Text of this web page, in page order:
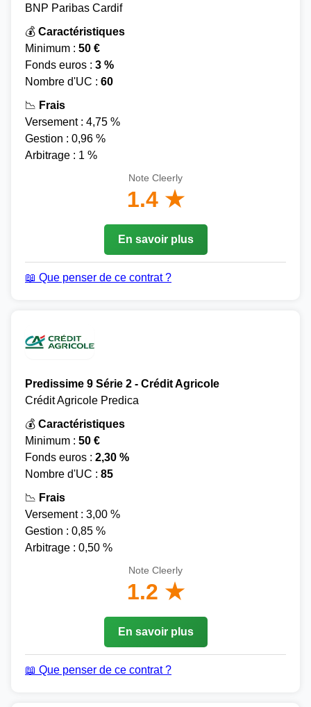
BNP Paribas Cardif
💰 Caractéristiques
Minimum : 50 €
Fonds euros : 3 %
Nombre d'UC : 60
📉 Frais
Versement : 4,75 %
Gestion : 0,96 %
Arbitrage : 1 %
Note Cleerly
1.4 ★
En savoir plus
📖 Que penser de ce contrat ?
Predissime 9 Série 2 - Crédit Agricole
Crédit Agricole Predica
💰 Caractéristiques
Minimum : 50 €
Fonds euros : 2,30 %
Nombre d'UC : 85
📉 Frais
Versement : 3,00 %
Gestion : 0,85 %
Arbitrage : 0,50 %
Note Cleerly
1.2 ★
En savoir plus
📖 Que penser de ce contrat ?